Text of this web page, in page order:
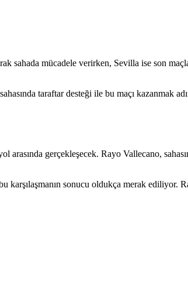
sahada mücadele verirken, Sevilla ise son
taraftar desteği ile bu maçı kazanmak
gerçekleşecek. Rayo Vallecano,
sonucu oldukça merak ediliyor.